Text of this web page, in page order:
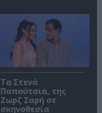
Τα Στενά
Παπούτσια, της
Ζωρζ Σαρή σε
σκηνοθεσία